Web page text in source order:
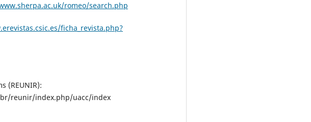
romeo/search.php
ficha_revista.php?
(REUNIR):
reunir/index.php/uacc/index